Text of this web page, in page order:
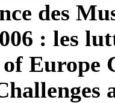
des
: les
Europe